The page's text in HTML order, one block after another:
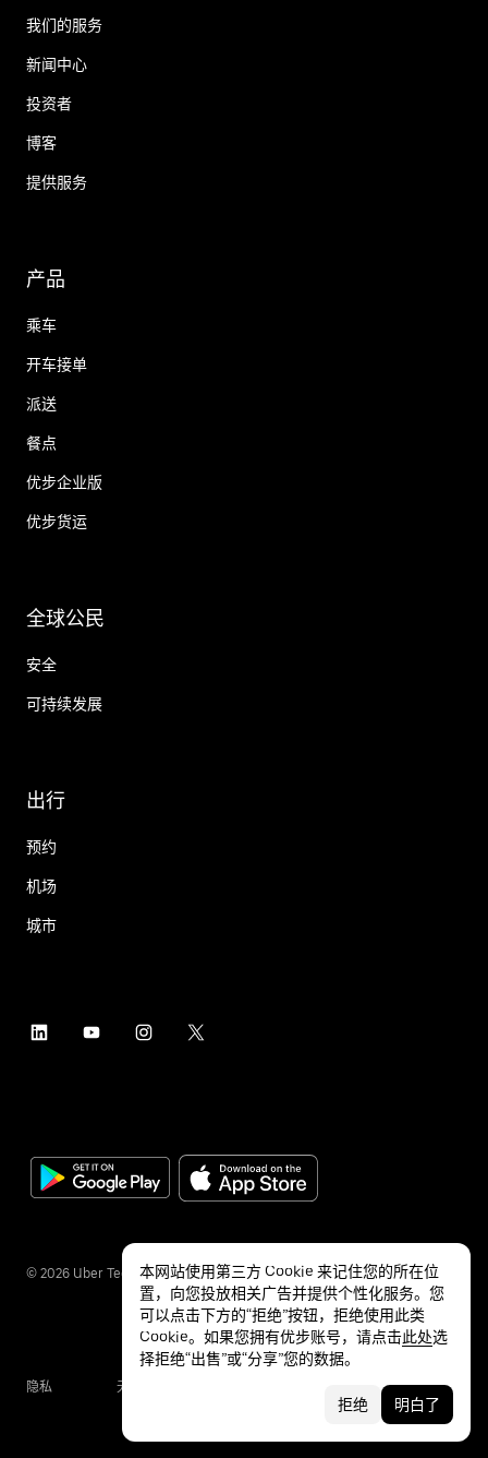
我们的服务
新闻中心
投资者
博客
提供服务
产品
乘车
开车接单
派送
餐点
优步企业版
优步货运
全球公民
安全
可持续发展
出行
预约
机场
城市
© 2026 Uber Technologies Inc.
隐私 无障碍服务
本网站使用第三方 Cookie 来记住您的所在位
置，向您投放相关广告并提供个性化服务。您
可以点击下方的“拒绝”按钮，拒绝使用此类
Cookie。如果您拥有优步账号，请点击此处选
择拒绝“出售”或“分享”您的数据。
拒绝 明白了